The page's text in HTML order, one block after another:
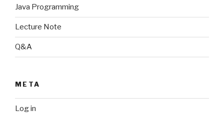
Java Programming
Lecture Note
Q&A
META
Log in